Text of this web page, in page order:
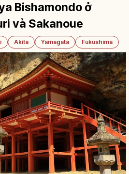
Bishamondo ở
và Sakanoue
Akita Yamagata Fukushima